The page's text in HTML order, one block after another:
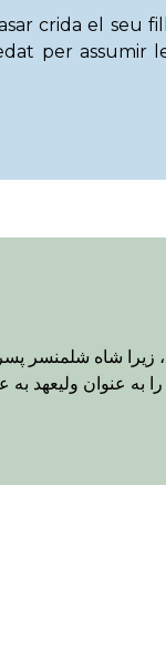
crida el seu
per assumir
زیرا شاه شلمنسر
عنوان ولیعهد به